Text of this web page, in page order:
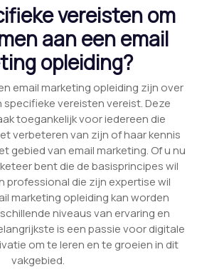
vereisten om
aan een email
opleiding?
email marketing opleiding zijn over
vereisten vereist. Deze
toegankelijk voor iedereen die
verbeteren van zijn of haar kennis
gebied van email marketing. Of u nu
bent die de basisprincipes wil
professional die zijn expertise wil
marketing opleiding kan worden
niveaus van ervaring en
is een passie voor digitale
om te leren en te groeien in dit
vakgebied.